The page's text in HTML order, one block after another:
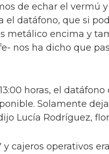
de echar el vermú
el datáfono, que si
metálico encima y
nos ha dicho que
13:00 horas, el
Solamente
Lucía Rodríguez,
y cajeros operativos